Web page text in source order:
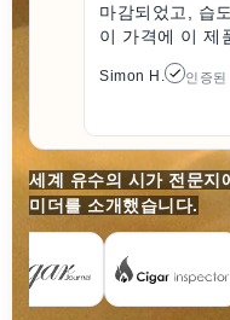
마감되었고, 습
이 가격에 이 제
Simon H. 인증
세계 유수의 시가 전문지
미더를 소개했습니다.